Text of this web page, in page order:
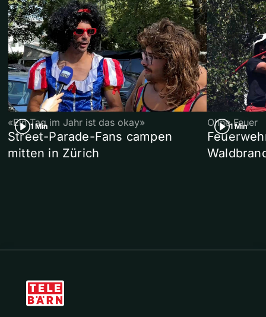
1 Min
«Ein Tag im Jahr ist das okay»
Street-Parade-Fans campen
mitten in Zürich
1 Min
Ohne Feuer